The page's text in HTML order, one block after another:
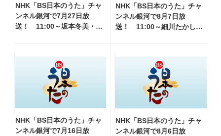
NHK「BS日本のうた」チャ
ンネル銀河で7月27日放
送！ 11:00～坂本冬美・水
放送回の出演者・曲目情報
NHK「BS日本のうた」チャ
ンネル銀河で8月7日放
送！ 11:00～細川たかし・
場！ 各放送回の出演者・曲
NHK「BS日本のうた」チャ
ンネル銀河で7月16日放
NHK「BS日本のうた」チャ
ンネル銀河で8月6日放